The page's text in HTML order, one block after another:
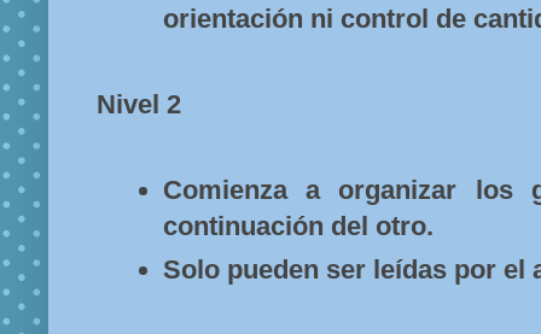
orientación ni control de
Nivel 2
Comienza a organizar los
continuación del otro.
Solo pueden ser leídas por el